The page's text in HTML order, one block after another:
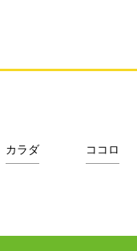
カラダ ココロ